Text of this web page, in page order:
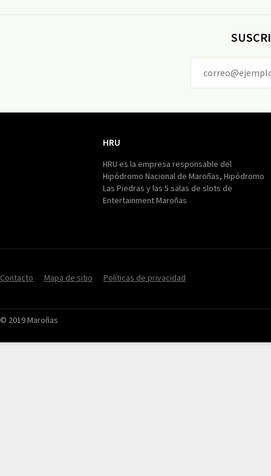
HRU
HRU es la empresa responsable del
Hipódromo Nacional de Maroñas, Hipódromo
Las Piedras y las 5 salas de slots de
Entertainment Maroñas
Contacto Mapa de sitio Políticas de privacidad
© 2019 Maroñas